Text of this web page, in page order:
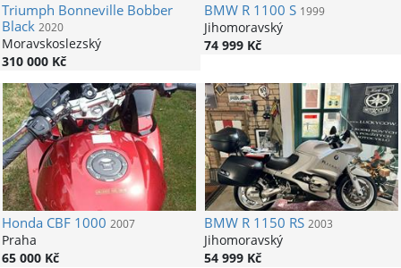
Triumph Bonneville Bobber
Black 2020
Moravskoslezský
310 000 Kč
BMWR 1100 S 1999
Jihomoravský
74 999 Kč
HondaCBF 1000 2007
Praha
65 000 Kč
BMWR 1150 RS 2003
Jihomoravský
54 999 Kč